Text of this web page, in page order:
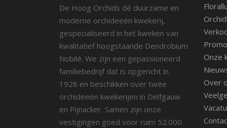
De Hoog Orchids dé duurzame en
moderne orchideeën kwekerij,
gespecialiseerd in het kweken van
kwalitatief hoogstaande Dendrobium
Nobilé. We zijn een gepassioneerd
familiebedrijf dat is opgericht in
1928 en beschikken over twee
orchideeën kwekerijen in Delfgauw
en Pijnacker. Samen zijn onze
vestigingen goed voor ruim 52.000
Onze
Over